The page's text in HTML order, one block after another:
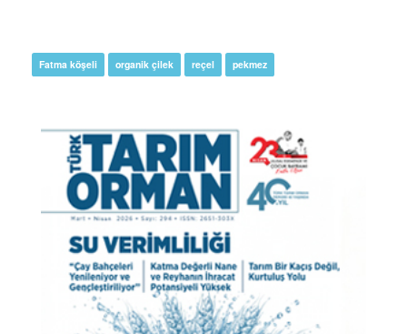
Fatma köşeli organik çilek reçel pekmez